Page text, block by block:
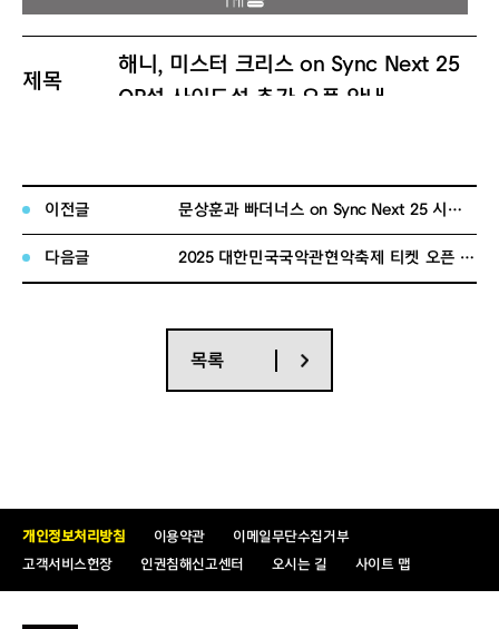
제목
해니, 미스터 크리스 on Sync Next 25
OP석·사이드석 추가 오픈 안내
일
16:00 일반예매
티켓오픈
회차
2025년 08월 14일(목) ~ 2025년 08월 1
6일(토)
공연정보
관람등급 : 7세 이상 관람 가능(2018년 이전
이전글 문상훈과 빠더너스 on Sync Next 25 시야제한석 추가 오픈 안내
다음글 2025 대한민국국악관현악축제 티켓 오픈 안내
목록
개인정보처리방침 이용약관
이메일무단수집거부
고객서비스헌장
인권침해신고센터 오시는 길 사이트 맵